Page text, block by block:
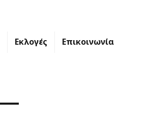
Εκλογές Επικοινωνία